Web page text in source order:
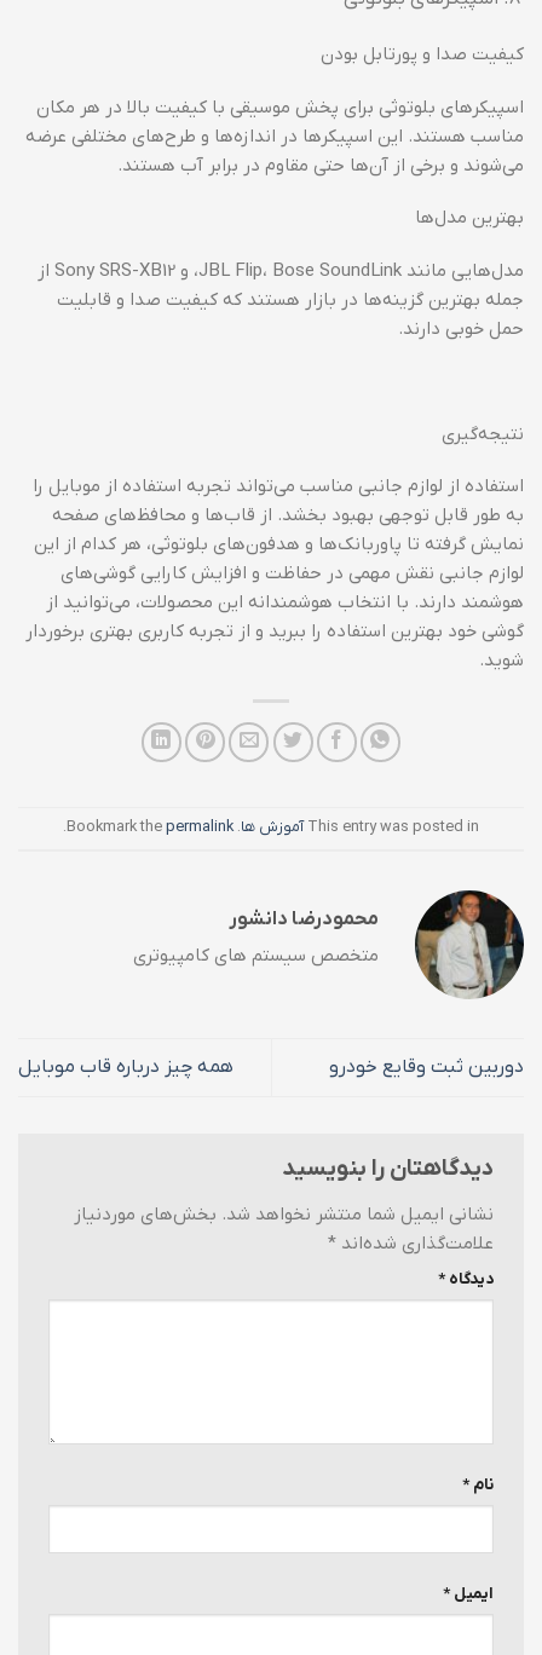
کیفیت صدا و پورتابل بودن
اسپیکرهای بلوتوثی برای پخش موسیقی با کیفیت بالا در هر مکان
مناسب هستند. این اسپیکرها در اندازه‌ها و طرح‌های مختلفی عرضه
می‌شوند و برخی از آن‌ها حتی مقاوم در برابر آب هستند.
بهترین مدل‌ها
مدل‌هایی مانند JBL Flip، Bose SoundLink، و Sony SRS-XB12 از
جمله بهترین گزینه‌ها در بازار هستند که کیفیت صدا و قابلیت
حمل خوبی دارند.
نتیجه‌گیری
استفاده از لوازم جانبی مناسب می‌تواند تجربه استفاده از موبایل را
به طور قابل توجهی بهبود بخشد. از قاب‌ها و محافظ‌های صفحه
نمایش گرفته تا پاوربانک‌ها و هدفون‌های بلوتوثی، هر کدام از این
لوازم جانبی نقش مهمی در حفاظت و افزایش کارایی گوشی‌های
هوشمند دارند. با انتخاب هوشمندانه این محصولات، می‌توانید از
گوشی خود بهترین استفاده را ببرید و از تجربه کاربری بهتری برخوردار
شوید.
This entry was posted in آموزش ها. Bookmark the
permalink
.
محمودرضا دانشور
متخصص سیستم های کامپیوتری
دوربین ثبت وقایع خودرو همه چیز درباره قاب موبایل
دیدگاهتان را بنویسید
نشانی ایمیل شما منتشر نخواهد شد. بخش‌های موردنیاز
علامت‌گذاری شده‌اند *
دیدگاه*
نام*
ایمیل*